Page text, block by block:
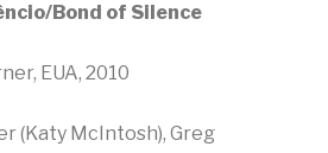
Bond of Silence
EUA, 2010
(Katy McIntosh), Greg